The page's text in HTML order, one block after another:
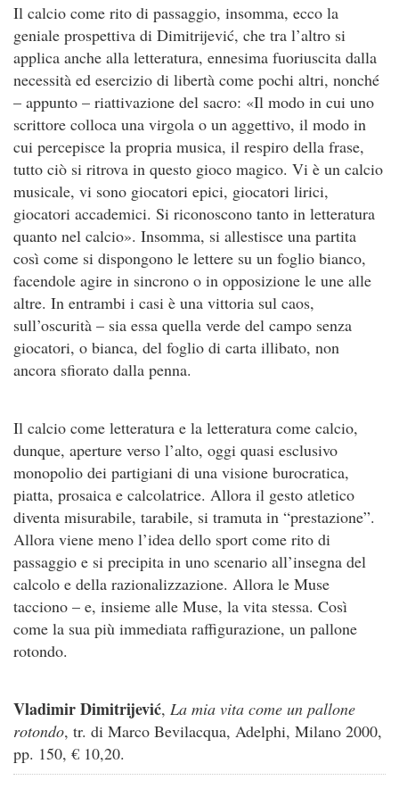
Il calcio come rito di passaggio, insomma, ecco la
geniale prospettiva di Dimitrijević, che tra l’altro si
applica anche alla letteratura, ennesima fuoriuscita dalla
necessità ed esercizio di libertà come pochi altri, nonché
– appunto – riattivazione del sacro: «Il modo in cui uno
scrittore colloca una virgola o un aggettivo, il modo in
cui percepisce la propria musica, il respiro della frase,
tutto ciò si ritrova in questo gioco magico. Vi è un calcio
musicale, vi sono giocatori epici, giocatori lirici,
giocatori accademici. Si riconoscono tanto in letteratura
quanto nel calcio». Insomma, si allestisce una partita
così come si dispongono le lettere su un foglio bianco,
facendole agire in sincrono o in opposizione le une alle
altre. In entrambi i casi è una vittoria sul caos,
sull’oscurità – sia essa quella verde del campo senza
giocatori, o bianca, del foglio di carta illibato, non
ancora sfiorato dalla penna.
Il calcio come letteratura e la letteratura come calcio,
dunque, aperture verso l’alto, oggi quasi esclusivo
monopolio dei partigiani di una visione burocratica,
piatta, prosaica e calcolatrice. Allora il gesto atletico
diventa misurabile, tarabile, si tramuta in “prestazione”.
Allora viene meno l’idea dello sport come rito di
passaggio e si precipita in uno scenario all’insegna del
calcolo e della razionalizzazione. Allora le Muse
tacciono – e, insieme alle Muse, la vita stessa. Così
come la sua più immediata raffigurazione, un pallone
rotondo.
Vladimir Dimitrijević, La mia vita come un pallone
rotondo, tr. di Marco Bevilacqua, Adelphi, Milano 2000,
pp. 150, € 10,20.